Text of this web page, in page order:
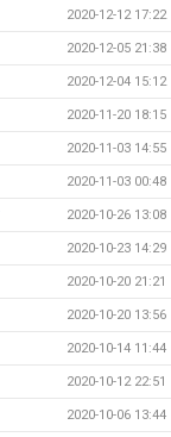
2020-12-12 17:22
2020-12-05 21:38
2020-12-04 15:12
2020-11-20 18:15
2020-11-03 14:55
2020-11-03 00:48
2020-10-26 13:08
2020-10-23 14:29
2020-10-20 21:21
2020-10-20 13:56
2020-10-14 11:44
2020-10-12 22:51
2020-10-06 13:44